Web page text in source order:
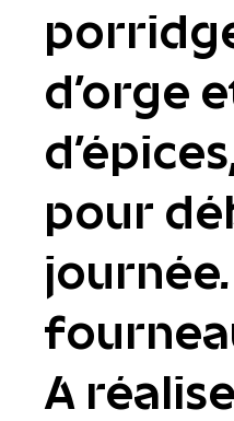
d’orge
pour
A